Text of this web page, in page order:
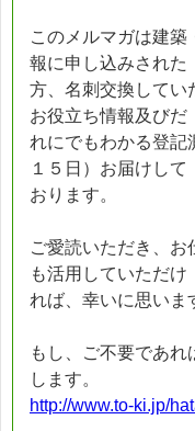
このメルマガは建
報に申し込みされた
方、名刺交換してい
お役立ち情報及びだ
れにでもわかる登記
１５日）お届けして
おります。
ご愛読いただき、
も活用していただけ
れば、幸いに思いま
もし、ご不要であ
します。
http://www.to-ki.jp/